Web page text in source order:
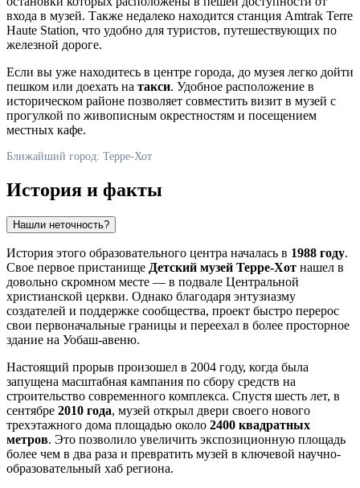
входа в музей. Также недалеко находится станция Amtrak Terre
Haute Station, что удобно для туристов, путешествующих по
железной дороге.
Если вы уже находитесь в центре города, до музея легко дойти
пешком или доехать на такси. Удобное расположение в
историческом районе позволяет совместить визит в музей с
прогулкой по живописным окрестностям и посещением
местных кафе.
Ближайший город: Терре-Хот
История и факты
Нашли неточность?
История этого образовательного центра началась в 1988 году.
Свое первое пристанище Детский музей Терре-Хот нашел в
довольно скромном месте — в подвале Центральной
христианской церкви. Однако благодаря энтузиазму
создателей и поддержке сообщества, проект быстро перерос
свои первоначальные границы и переехал в более просторное
здание на Уобаш-авеню.
Настоящий прорыв произошел в 2004 году, когда была
запущена масштабная кампания по сбору средств на
строительство современного комплекса. Спустя шесть лет, в
сентябре 2010 года, музей открыл двери своего нового
трехэтажного дома площадью около 2400 квадратных
метров. Это позволило увеличить экспозиционную площадь
более чем в два раза и превратить музей в ключевой научно-
образовательный хаб региона.